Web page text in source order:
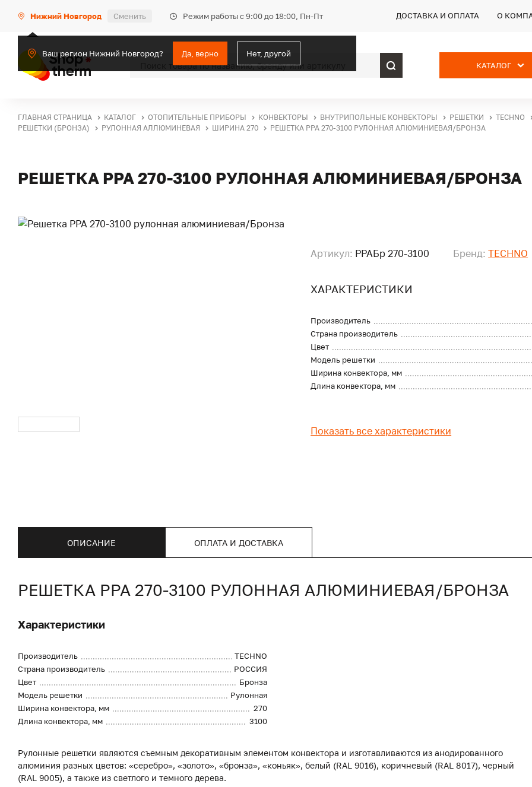
Нижний Новгород Сменить Режим работы с 9:00 до 18:00, Пн-Пт
Ваш регион Нижний Новгород? Да, верно Нет, другой
ДОСТАВКА И ОПЛАТА О
КАТАЛОГ
ГЛАВНАЯ СТРАНИЦА КАТАЛОГ ОТОПИТЕЛЬНЫЕ ПРИБОРЫ КОНВЕКТОРЫ ВНУТРИПОЛЬНЫЕ КОНВЕКТОРЫ РЕШЕТКИ
TECHNO
РЕШЕТКИ (БРОНЗА)
РУЛОННАЯ АЛЛЮМИНЕВАЯ ШИРИНА 270 РЕШЕТКА PPA 270-3100 РУЛОННАЯ АЛЮМИНИЕВАЯ/БРОНЗА
РЕШЕТКА PPA 270-3100 РУЛОННАЯ АЛЮМИНИЕВАЯ/БРОНЗА
Артикул: PPAБр 270-3100 Бренд: TECHNO
ХАРАКТЕРИСТИКИ
Производитель
Страна производитель
Цвет
Модель решетки
Ширина конвектора, мм
Длина конвектора, мм
Показать все характеристики
ОПИСАНИЕ ОПЛАТА И ДОСТАВКА
РЕШЕТКА PPA 270-3100 РУЛОННАЯ АЛЮМИНИЕВАЯ/БРОНЗА
Характеристики
Производитель
TECHNO
Страна производитель
РОССИЯ
Цвет
Бронза
Модель решетки
Рулонная
Ширина конвектора, мм
270
Длина конвектора, мм
3100
Рулонные решетки являются съемным декоративным элементом конвектора и изготавливаются из анодированного
алюминия разных цветов: «серебро», «золото», «бронза», «коньяк», белый (RAL 9016), коричневый (RAL 8017), черный
(RAL 9005), а также из светлого и темного дерева.